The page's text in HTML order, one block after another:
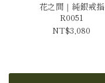
花之間｜純銀戒指
R0051
NT$3,080